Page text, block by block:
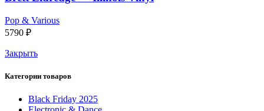
Pop & Various
5790 ₽
Закрыть
Категории товаров
Black Friday 2025